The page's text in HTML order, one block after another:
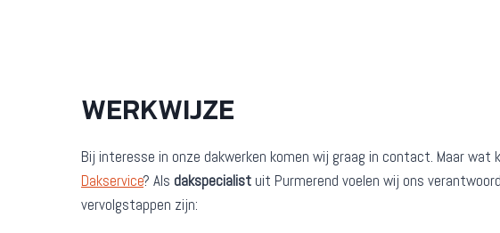
WERKWIJZE
Bij interesse in onze dakwerken komen wij graag in contact. Maar
Dakservice? Als dakspecialist uit Purmerend voelen wij ons
vervolgstappen zijn: